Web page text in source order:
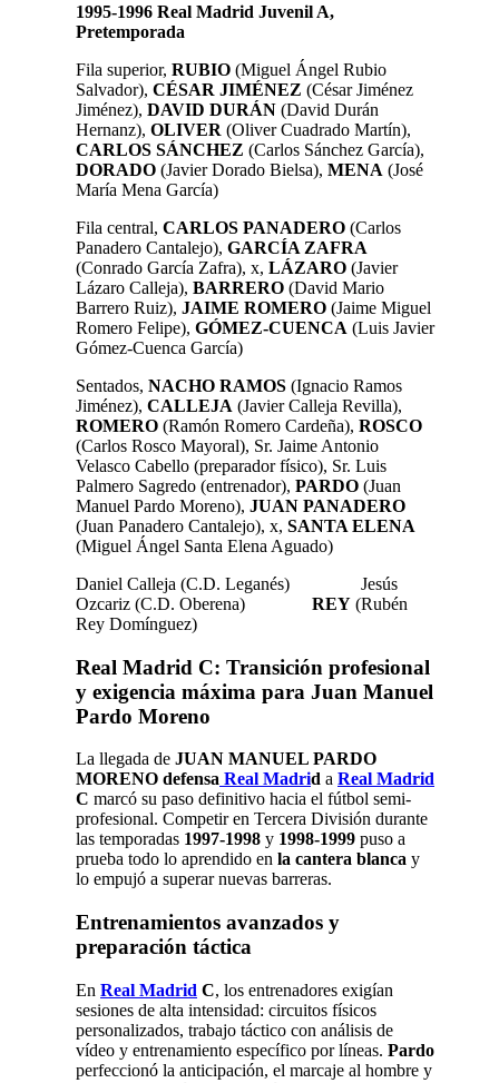
1995-1996 Real Madrid Juvenil A,
Pretemporada
Fila superior, RUBIO (Miguel Ángel Rubio
Salvador), CÉSAR JIMÉNEZ (César Jiménez
Jiménez), DAVID DURÁN (David Durán
Hernanz), OLIVER (Oliver Cuadrado Martín),
CARLOS SÁNCHEZ (Carlos Sánchez García),
DORADO (Javier Dorado Bielsa), MENA (José
María Mena García)
Fila central, CARLOS PANADERO (Carlos
Panadero Cantalejo), GARCÍA ZAFRA
(Conrado García Zafra), x, LÁZARO (Javier
Lázaro Calleja), BARRERO (David Mario
Barrero Ruiz), JAIME ROMERO (Jaime Miguel
Romero Felipe), GÓMEZ-CUENCA (Luis Javier
Gómez-Cuenca García)
Sentados, NACHO RAMOS (Ignacio Ramos
Jiménez), CALLEJA (Javier Calleja Revilla),
ROMERO (Ramón Romero Cardeña), ROSCO
(Carlos Rosco Mayoral), Sr. Jaime Antonio
Velasco Cabello (preparador físico), Sr. Luis
Palmero Sagredo (entrenador), PARDO (Juan
Manuel Pardo Moreno), JUAN PANADERO
(Juan Panadero Cantalejo), x, SANTA ELENA
(Miguel Ángel Santa Elena Aguado)
Daniel Calleja (C.D. Leganés) Jesús
Ozcariz (C.D. Oberena) REY (Rubén
Rey Domínguez)
Real Madrid C: Transición profesional
y exigencia máxima para Juan Manuel
Pardo Moreno
La llegada de JUAN MANUEL PARDO
MORENO defensa Real Madrid a Real Madrid
C marcó su paso definitivo hacia el fútbol semi-
profesional. Competir en Tercera División durante
las temporadas 1997-1998 y 1998-1999 puso a
prueba todo lo aprendido en la cantera blanca y
lo empujó a superar nuevas barreras.
Entrenamientos avanzados y
preparación táctica
En Real Madrid C, los entrenadores exigían
sesiones de alta intensidad: circuitos físicos
personalizados, trabajo táctico con análisis de
vídeo y entrenamiento específico por líneas. Pardo
perfeccionó la anticipación, el marcaje al hombre y